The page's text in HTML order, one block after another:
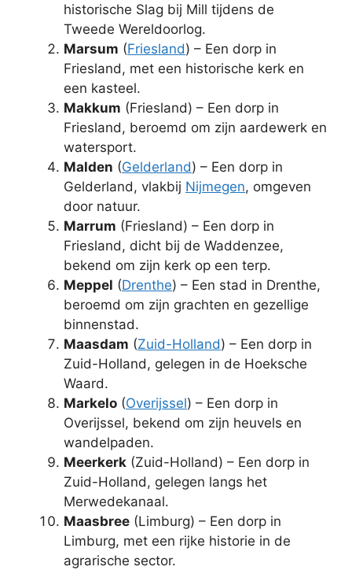
historische Slag bij Mill tijdens de
Tweede Wereldoorlog.
Marsum (Friesland) – Een dorp in
Friesland, met een historische kerk en
een kasteel.
Makkum (Friesland) – Een dorp in
Friesland, beroemd om zijn aardewerk en
watersport.
Malden (Gelderland) – Een dorp in
Gelderland, vlakbij Nijmegen, omgeven
door natuur.
Marrum (Friesland) – Een dorp in
Friesland, dicht bij de Waddenzee,
bekend om zijn kerk op een terp.
Meppel (Drenthe) – Een stad in Drenthe,
beroemd om zijn grachten en gezellige
binnenstad.
Maasdam (Zuid-Holland) – Een dorp in
Zuid-Holland, gelegen in de Hoeksche
Waard.
Markelo (Overijssel) – Een dorp in
Overijssel, bekend om zijn heuvels en
wandelpaden.
Meerkerk (Zuid-Holland) – Een dorp in
Zuid-Holland, gelegen langs het
Merwedekanaal.
Maasbree (Limburg) – Een dorp in
Limburg, met een rijke historie in de
agrarische sector.